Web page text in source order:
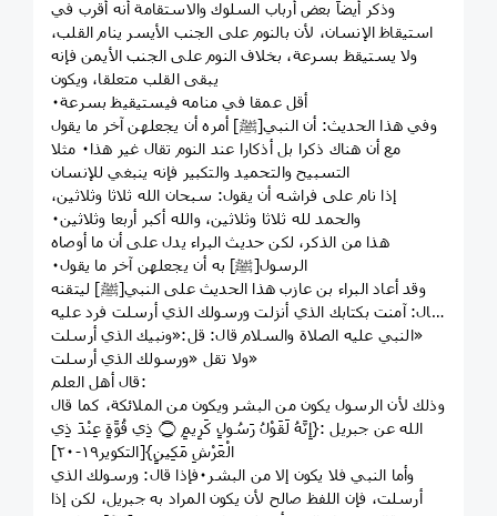
وذكر أيضاً بعض أرباب السلوك والاستقامة أنه أقرب في
استيقاظ الإنسان، لأن بالنوم على الجنب الأيسر ينام القلب،
ولا يستيقظ بسرعة، بخلاف النوم على الجنب الأيمن فإنه
يبقى القلب متعلقا، ويكون
أقل عمقا في منامه فيستيقيظ بسرعة٠
وفي هذا الحديث: أن النبي[ﷺ] أمره أن يجعلهن آخر ما يقول
مع أن هناك ذكرا بل أذكارا عند النوم تقال غير هذا٠ مثلا
التسبيح والتحميد والتكبير فإنه ينبغي للإنسان
إذا نام على فراشه أن يقول: سبحان الله ثلاثا وثلاثين،
والحمد لله ثلاثا وثلاثين، والله أكبر أربعا وثلاثين٠
هذا من الذكر، لكن حديث البراء يدل على أن ما أوصاه
الرسول[ﷺ] به أن يجعلهن آخر ما يقول٠
وقد أعاد البراء بن عازب هذا الحديث على النبي[ﷺ] ليتقنه
فقال: آمنت بكتابك الذي أنزلت ورسولك الذي أرسلت فرد عليه
النبي عليه الصلاة والسلام قال: قل:«ونبيك الذي أرسلت»
ولا تقل «ورسولك الذي أرسلت»
قال أهل العلم:
وذلك لأن الرسول يكون من البشر ويكون من الملائكة، كما قال
الله عن جبريل :{إِنَّهُ لَقَوْلُ رَسُولٍ كَرِيمٍ ۝ ذِي قُوَّةٍ عِنْدَ ذِي
الْعَرْشِ مَكِينٍ}[التكوير١٩-٢٠]
وأما النبي فلا يكون إلا من البشر٠فإذا قال: ورسولك الذي
أرسلت، فإن اللفظ صالح لأن يكون المراد به جبريل، لكن إذا